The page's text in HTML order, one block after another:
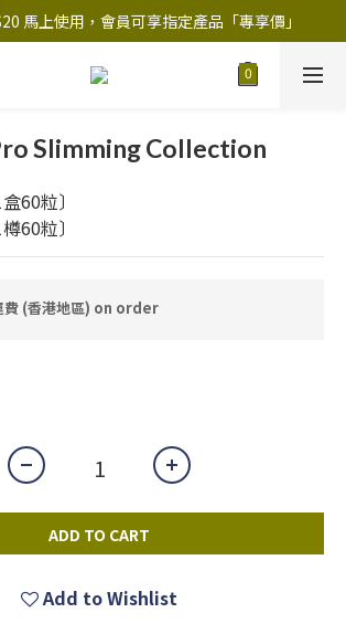
馬上使用，會員可享指定產品「​專享價」
馬上使用，會員可享指定產品「​專享價」
Mask Collection 任選優惠: 4件9折
Slimming Collection
60粒〕
60粒〕
費 (香港地區) on order
ADD TO CART
Add to Wishlist